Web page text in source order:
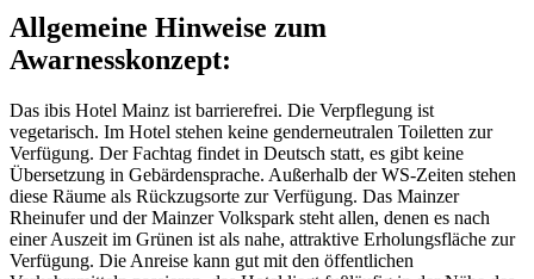
Allgemeine Hinweise zum
Awarnesskonzept:
Das ibis Hotel Mainz ist barrierefrei. Die Verpflegung ist
vegetarisch. Im Hotel stehen keine genderneutralen Toiletten zur
Verfügung. Der Fachtag findet in Deutsch statt, es gibt keine
Übersetzung in Gebärdensprache. Außerhalb der WS-Zeiten stehen
diese Räume als Rückzugsorte zur Verfügung. Das Mainzer
Rheinufer und der Mainzer Volkspark steht allen, denen es nach
einer Auszeit im Grünen ist als nahe, attraktive Erholungsfläche zur
Verfügung. Die Anreise kann gut mit den öffentlichen